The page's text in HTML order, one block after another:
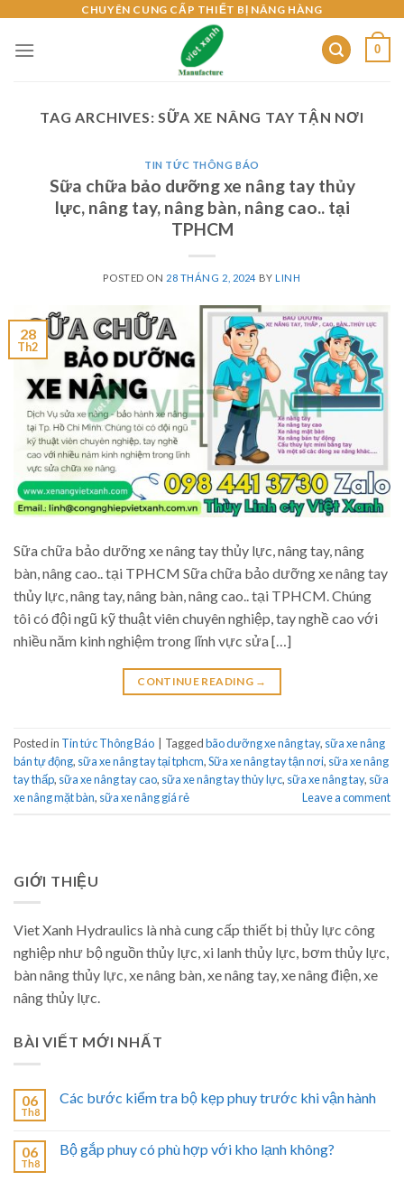
content
CHUYÊN CUNG CẤP THIẾT BỊ NÂNG HÀNG
0
TAG ARCHIVES:SỮA XE NÂNG TAY TẬN NƠI
TIN TỨC THÔNG BÁO
Sữa chữa bảo dưỡng xe nâng tay thủy
lực, nâng tay, nâng bàn, nâng cao.. tại
TPHCM
POSTED ON 28 THÁNG 2, 2024 BYLINH
28
Th2
Sữa chữa bảo dưỡng xe nâng tay thủy lực, nâng tay, nâng
bàn, nâng cao.. tại TPHCM Sữa chữa bảo dưỡng xe nâng tay
thủy lực, nâng tay, nâng bàn, nâng cao.. tại TPHCM. Chúng
tôi có đội ngũ kỹ thuật viên chuyên nghiệp, tay nghề cao với
nhiều năm kinh nghiệm trong lĩnh vực sửa […]
CONTINUE READING →
Posted in Tin tức Thông Báo Taggedbão dưỡng xe nâng tay, sữa xe nâng
bán tự động, sữa xe nâng tay tại tphcm,Sữa xe nâng tay tận nơi, sữa xe nâng
tay thấp, sữa xe nâng tay cao, sữa xe nâng tay thủy lực, sữa xe nâng tay, sữa
xe nâng mặt bàn, sữa xe nâng giá rẻ Leave a comment
GIỚI THIỆU
Viet Xanh Hydraulics là nhà cung cấp thiết bị thủy lực công
nghiệp như bộ nguồn thủy lực, xi lanh thủy lực, bơm thủy lực,
bàn nâng thủy lực, xe nâng bàn, xe nâng tay, xe nâng điện, xe
nâng thủy lực.
BÀI VIẾT MỚI NHẤT
06
Th8
Các bước kiểm tra bộ kẹp phuy trước khi vận hành
06
Th8
Bộ gắp phuy có phù hợp với kho lạnh không?